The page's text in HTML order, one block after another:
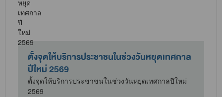
ตั้งจุดให้บริการประชาชนในช่วงวันหยุดเทศกาล
ปีใหม่ 2569
ตั้งจุดให้บริการประชาชนในช่วงวันหยุดเทศกาลปีใหม่
2569